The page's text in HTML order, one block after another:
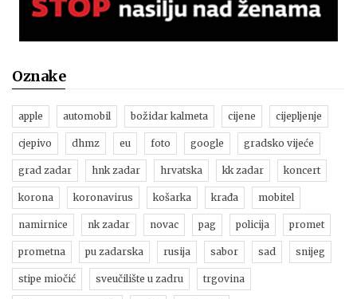
Oznake
apple automobil božidar kalmeta cijene cijepljenje
cjepivo dhmz eu foto google gradsko vijeće
grad zadar hnk zadar hrvatska kk zadar koncert
korona koronavirus košarka krađa mobitel
namirnice nk zadar novac pag policija promet
prometna pu zadarska rusija sabor sad snijeg
stipe miočić sveučilište u zadru trgovina